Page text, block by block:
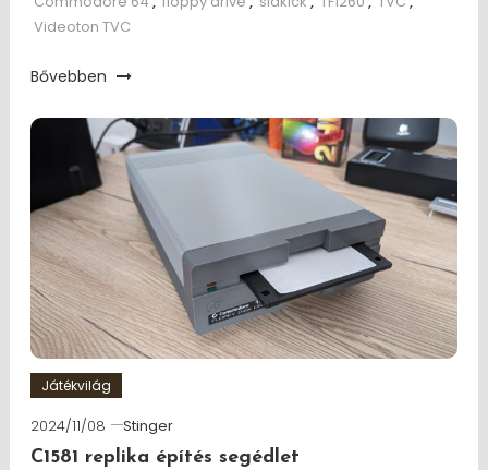
Videoton TVC
Bővebben
Játékvilág
2024/11/08
Stinger
C1581 replika építés segédlet